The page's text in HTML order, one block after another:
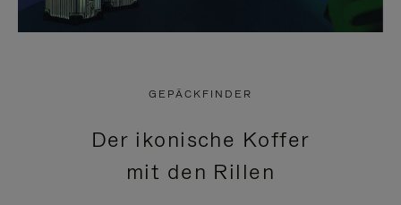
GEPÄCKFINDER
Der ikonische Koffer
mit den Rillen